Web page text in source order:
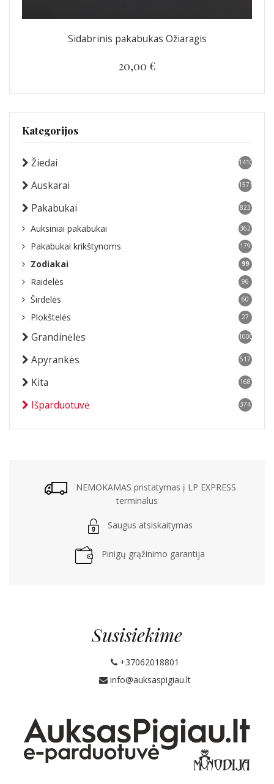
Sidabrinis pakabukas Ožiaragis
20,00 €
Kategorijos
Žiedai 1410
Auskarai 1571
Pakabukai 823
Auksiniai pakabukai 362
Pakabukai krikštynoms 179
Zodiakai 99
Raidelės 96
Širdelės 60
Plokštelės 27
Grandinėlės 1000
Apyrankės 517
Kita 168
Išparduotuvė 374
NEMOKAMAS pristatymas į LP EXPRESS
terminalus
Saugus atsiskaitymas
Pinigų grąžinimo garantija
Susisiekime
+37062018801
info@auksaspigiau.lt